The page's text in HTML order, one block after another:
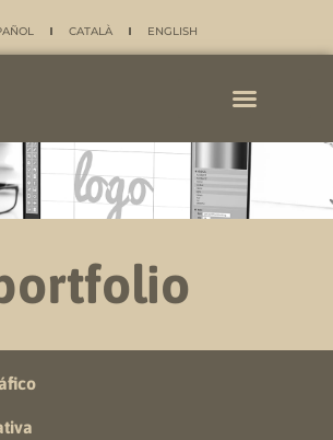
CATALÀ ENGLISH